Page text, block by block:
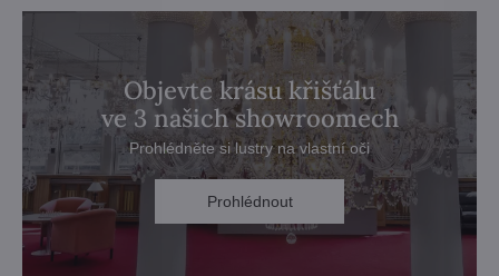
Objevte krásu křišťálu
ve 3 našich showroomech
Prohlédněte si lustry na vlastní oči
Prohlédnout